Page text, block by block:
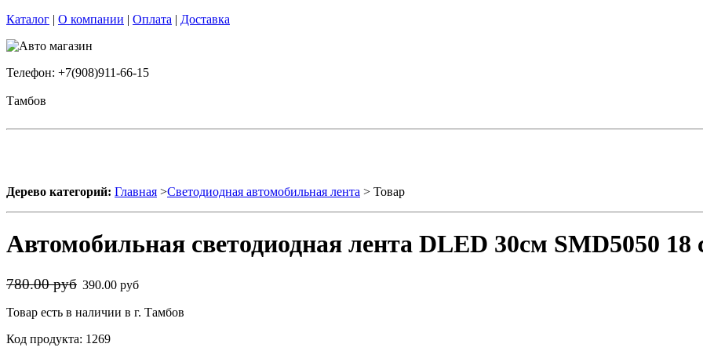
Каталог | О компании | Оплата | Доставка
Телефон: +7(908)911-66-15
Тамбов
Дерево категорий: Главная >Светодиодная автомобильная лента > Товар
Автомобильная светодиодная лента DLED 30см SMD5050 18
780.00 руб 390.00 руб
Товар есть в наличии в г. Тамбов
Код продукта: 1269